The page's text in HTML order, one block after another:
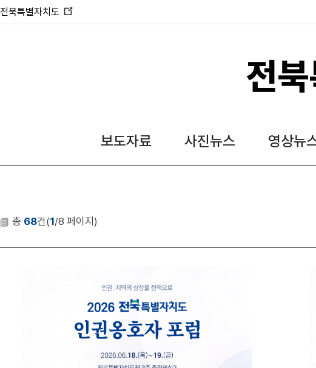
전북특별자치도
전
보도자료 사진뉴스 영상뉴
총 68건(1/8 페이지)